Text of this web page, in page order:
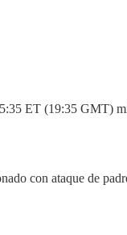
ET (19:35 GMT)